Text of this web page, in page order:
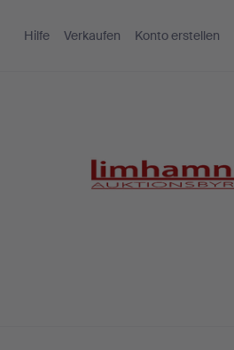
Hilfe Verkaufen Konto erstellen